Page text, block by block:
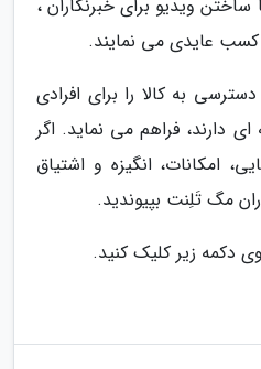
ساختن ویدیو برای خبرنگاران ،
کسب عایدی می نمایند.
به کالا را برای افرادی
دارند، فراهم می نماید. اگر
امکانات، انگیزه و اشتیاق
مگ تَلِنت بپیوندید.
دکمه زیر کلیک کنید.